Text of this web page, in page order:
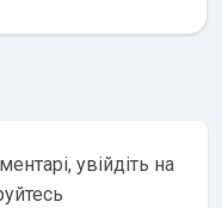
увійдіть на